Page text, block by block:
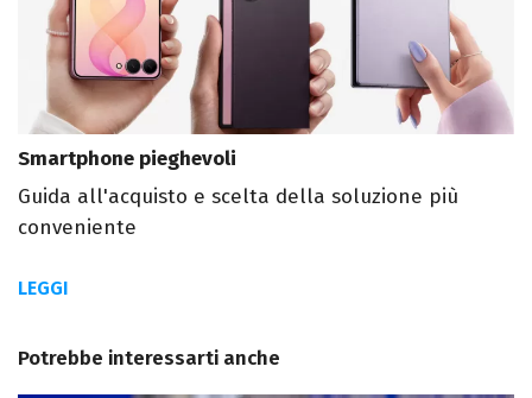
Smartphone pieghevoli
Guida all'acquisto e scelta della soluzione più
conveniente
LEGGI
Potrebbe interessarti anche